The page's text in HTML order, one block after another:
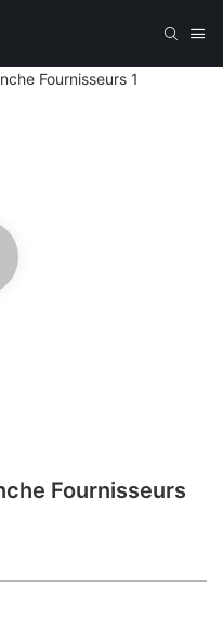
Fournisseurs